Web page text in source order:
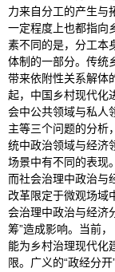
力来自分工的产生与
一定程度上也都指向
素不同的是，分工本
体制的一部分。传统
带来依附性关系解体
起，中国乡村现代化
会中公共领域与私人
主等三个问题的分析
统中政治领域与经济
场景中有不同的表现
而社会治理中政治与
改革限定于微观场域
会治理中政治与经济
筹”造成影响。当前
能为乡村治理现代化
限。广义的“政经分